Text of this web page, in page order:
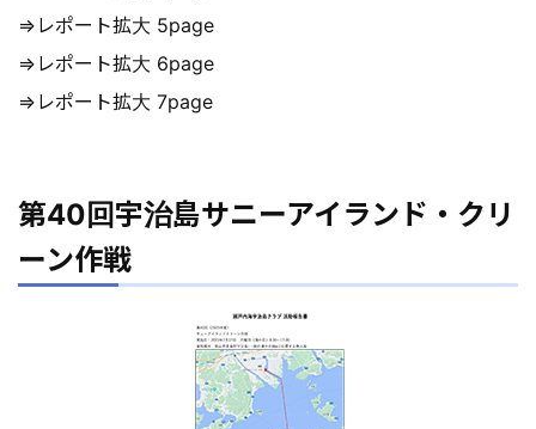
⇒レポート拡大 5page
⇒レポート拡大 6page
⇒レポート拡大 7page
第40回宇治島サニーアイランド・クリ
ーン作戦